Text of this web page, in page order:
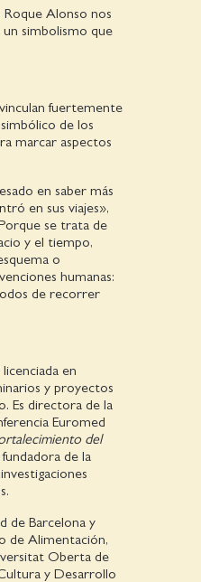
Alonso nos
un simbolismo que
fuertemente
de los
marcar aspectos
en saber más
en sus viajes»,
se trata de
y el tiempo,
o
humanas:
de recorrer
en
y proyectos
Es directora de la
Euromed
del
de la
de Barcelona y
de Alimentación,
Oberta de
y Desarrollo